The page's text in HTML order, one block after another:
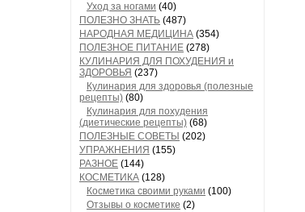
Уход за ногами (40)
ПОЛЕЗНО ЗНАТЬ (487)
НАРОДНАЯ МЕДИЦИНА (354)
ПОЛЕЗНОЕ ПИТАНИЕ (278)
КУЛИНАРИЯ ДЛЯ ПОХУДЕНИЯ и
ЗДОРОВЬЯ (237)
Кулинария для здоровья (полезные
рецепты) (80)
Кулинария для похудения
(диетические рецепты) (68)
ПОЛЕЗНЫЕ СОВЕТЫ (202)
УПРАЖНЕНИЯ (155)
РАЗНОЕ (144)
КОСМЕТИКА (128)
Косметика своими руками (100)
Отзывы о косметике (2)